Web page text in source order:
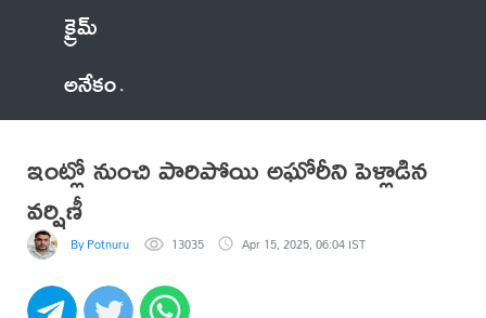
క్రైమ్
అనేకం
ఇంట్లో నుంచి పారిపోయి అఘోరీని పెళ్లాడిన
వర్షిణీ
By Potnuru 13035 Apr 15, 2025, 06:04 IST